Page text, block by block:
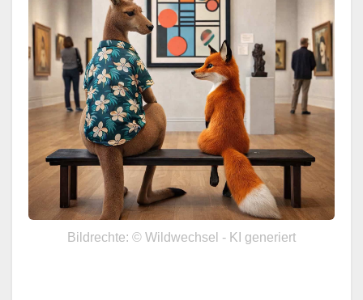
Bildrechte: © Wildwechsel - KI generiert